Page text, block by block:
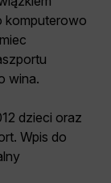
komputerowo
wina.
dzieci oraz
Wpis do